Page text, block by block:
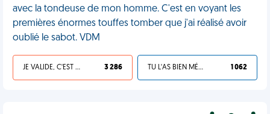
avec la tondeuse de mon homme. C'est en voyant les
premières énormes touffes tomber que j'ai réalisé avoir
oublié le sabot. VDM
JE VALIDE, C'EST UNE VDM 3 286 TU L'AS BIEN MÉRITÉ 1 062